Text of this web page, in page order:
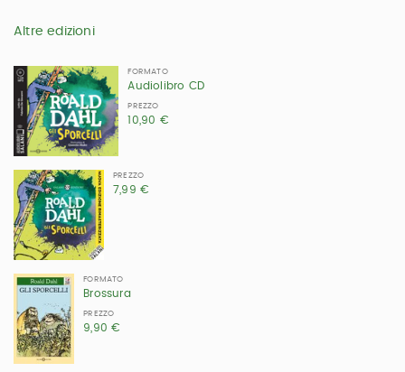
Altre edizioni
FORMATO
Audiolibro CD
PREZZO
10,90 €
PREZZO
7,99 €
FORMATO
Brossura
PREZZO
9,90 €